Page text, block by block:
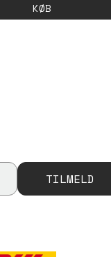
KØB
TILMELD